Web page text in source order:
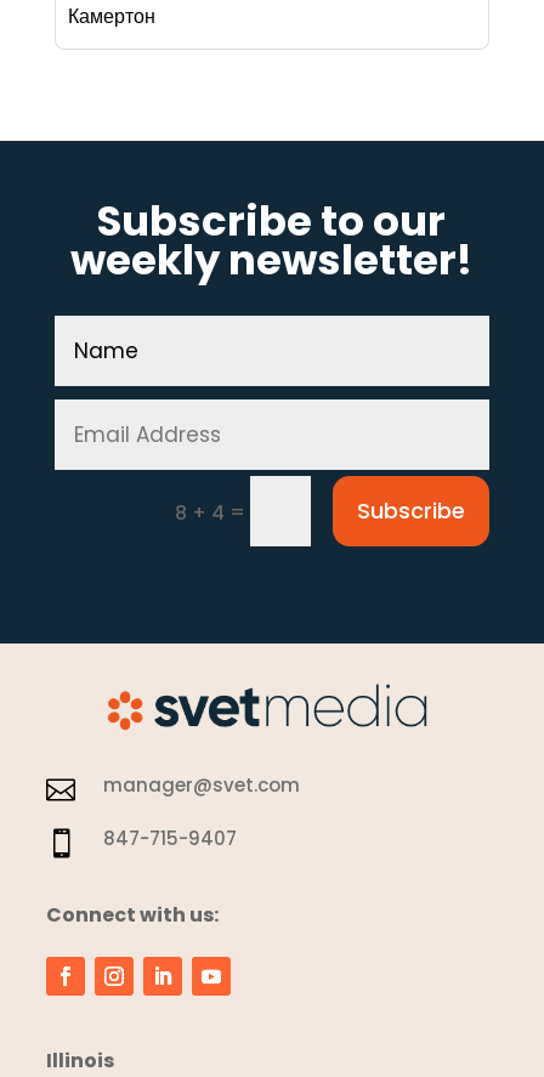
Камертон
Subscribe to our
weekly newsletter!
8 + 4 = Subscribe
 manager@svet.com
 847-715-9407
Connect with us:
Illinois